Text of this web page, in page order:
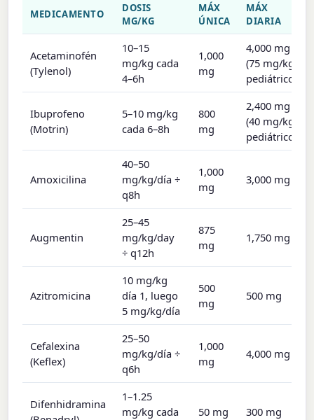
MEDICAMENTO
DOSIS
MG/KG
MÁX
ÚNICA
MÁX
DIARIA
Acetaminofén
(Tylenol)
10–15
mg/kg cada
4–6h
1,000
mg
4,000 mg
(75 mg/kg
pediátrico)
Ibuprofeno
(Motrin)
5–10 mg/kg
cada 6–8h
800
mg
2,400 mg
(40 mg/kg
pediátrico)
Amoxicilina
40–50
mg/kg/día ÷
q8h
1,000
mg
3,000 mg
Augmentin
25–45
mg/kg/day
÷ q12h
875
mg
1,750 mg
Azitromicina
10 mg/kg
día 1, luego
5 mg/kg/día
500
mg
500 mg
Cefalexina
(Keflex)
25–50
mg/kg/día ÷
q6h
1,000
mg
4,000 mg
Difenhidramina
1–1.25
mg/kg cada
50 mg 300 mg